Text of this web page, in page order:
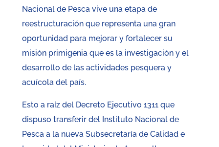
Nacional de Pesca vive una etapa de
reestructuración que representa una gran
oportunidad para mejorar y fortalecer su
misión primigenia que es la investigación y el
desarrollo de las actividades pesquera y
acuícola del país.
Esto a raíz del Decreto Ejecutivo 1311 que
dispuso transferir del Instituto Nacional de
Pesca a la nueva Subsecretaría de Calidad e